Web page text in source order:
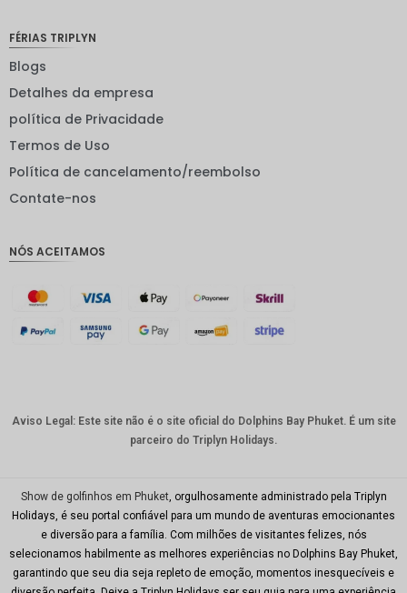
ienes
EUR
suíço
australia
CNY
TWD
Minhas
Ries
FÉRIAS TRIPLYN
Blogs
Detalhes da empresa
política de Privacidade
Termos de Uso
Política de cancelamento/reembolso
Contate-nos
NÓS ACEITAMOS
Aviso Legal: Este site não é o site oficial do Dolphins Bay Phuket. É um site
parceiro do Triplyn Holidays.
Show de golfinhos em Phuket , orgulhosamente administrado pela Triplyn
Holidays, é seu portal confiável para um mundo de aventuras emocionantes
e diversão para a família. Com milhões de visitantes felizes, nós
selecionamos habilmente as melhores experiências no Dolphins Bay Phuket,
garantindo que seu dia seja repleto de emoção, momentos inesquecíveis e